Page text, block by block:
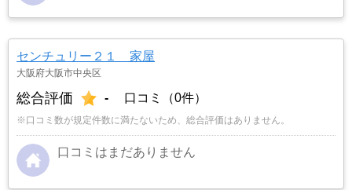
センチュリー２１ 家屋
大阪府大阪市中央区
総合評価 - 口コミ（0件）
※口コミ数が規定件数に満たないため、総合評価はありません。
口コミはまだありません